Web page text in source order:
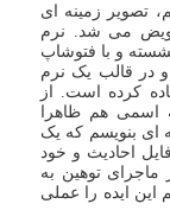
تصویر زمینه ای
می شد. نرم
و با فتوشاپ
و در قالب یک نرم
استفاده کرده است. از
اسمی هم ظاهرا
ای بنویسم که یک
احادیث و خود
ماجرای توهین به
این ایده را عملی